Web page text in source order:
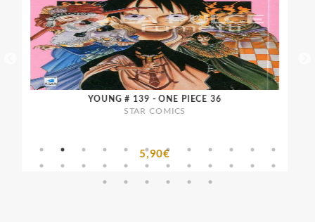
YOUNG # 139 - ONE PIECE 36
STAR COMICS
5,90€